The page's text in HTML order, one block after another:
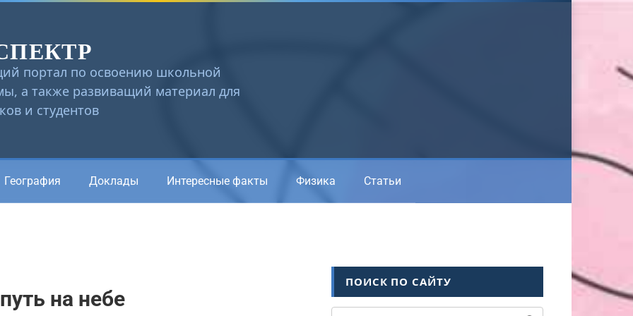
портал по освоению школьной
а также развиващий материал для
и студентов
География Доклады Интересные факты Физика Статьи
на небе
ПОИСК ПО САЙТУ